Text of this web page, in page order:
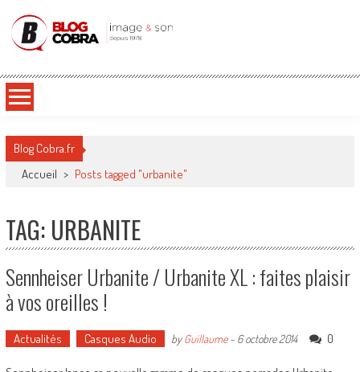
Blog Cobra
Blog Cobra.fr
Accueil > Posts tagged "urbanite"
TAG: URBANITE
Sennheiser Urbanite / Urbanite XL : faites plaisir
à vos oreilles !
Actualités Casques Audio byGuillaume- 6 octobre 2014 0